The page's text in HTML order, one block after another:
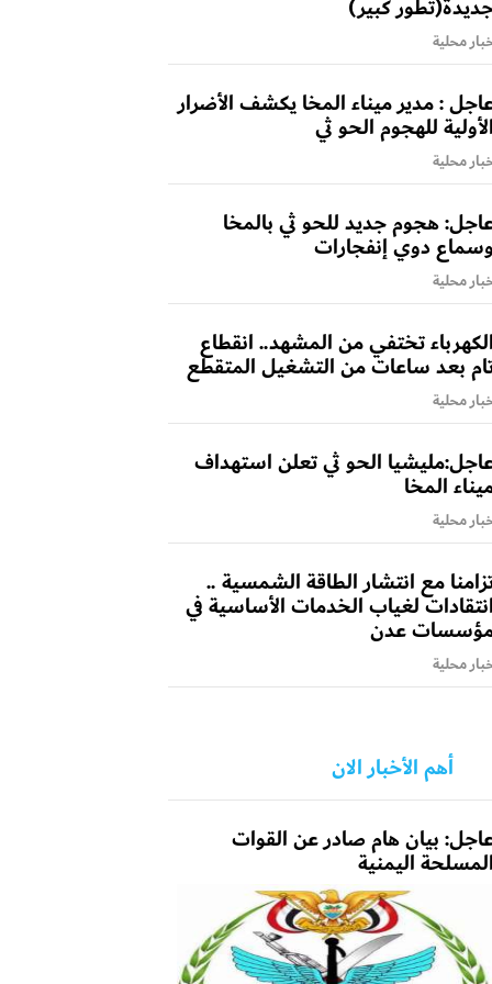
كبير)
محلية
: مدير ميناء المخا يكشف الأضرار
الأولية للهجوم الحو ثي
محلية
هجوم جديد للحو ثي بالمخا
وسماع دوي إنفجارات
محلية
الكهرباء تختفي من المشهد.. انقطاع
بعد ساعات من التشغيل المتقطع
محلية
الحو ثي تعلن استهداف
المخا
محلية
مع انتشار الطاقة الشمسية ..
انتقادات لغياب الخدمات الأساسية في
عدن
محلية
أهم الأخبار الان
بيان هام صادر عن القوات
المسلحة اليمنية